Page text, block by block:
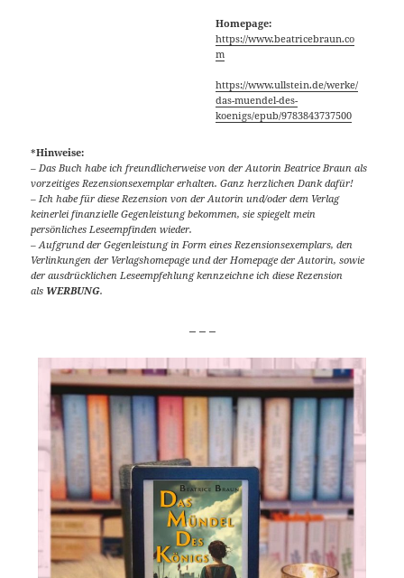
Homepage:
https://www.beatricebraun.co
m
https://www.ullstein.de/werke/
das-muendel-des-
koenigs/epub/9783843737500
*Hinweise:
– Das Buch habe ich freundlicherweise von der Autorin Beatrice Braun als
vorzeitiges Rezensionsexemplar erhalten. Ganz herzlichen Dank dafür!
– Ich habe für diese Rezension von der Autorin und/oder dem Verlag
keinerlei finanzielle Gegenleistung bekommen, sie spiegelt mein
persönliches Leseempfinden wieder.
– Aufgrund der Gegenleistung in Form eines Rezensionsexemplars, den
Verlinkungen der Verlagshomepage und der Homepage der Autorin, sowie
der ausdrücklichen Leseempfehlung kennzeichne ich diese Rezension
als WERBUNG.